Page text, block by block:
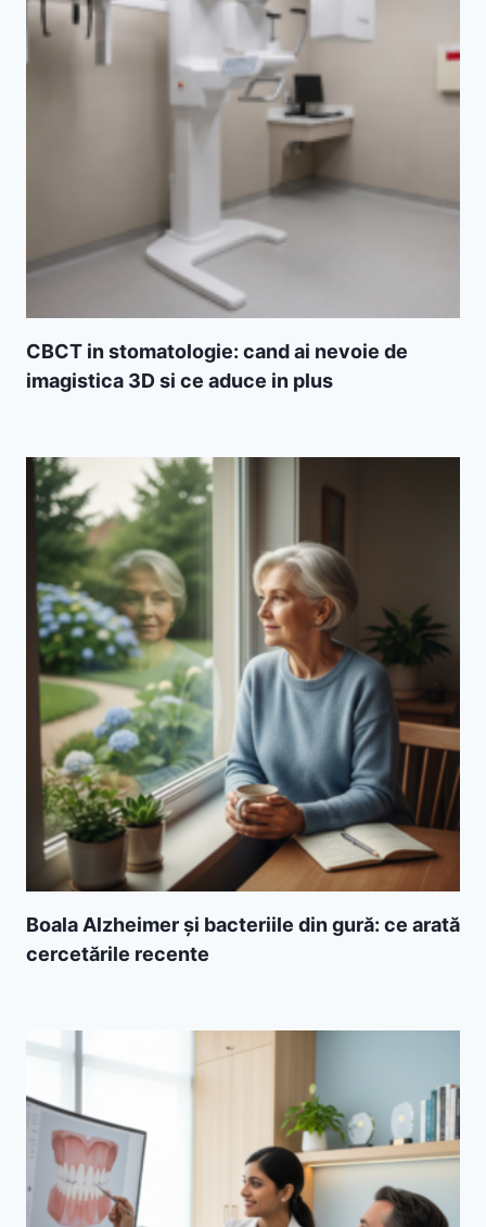
CBCT in stomatologie: cand ai nevoie de
imagistica 3D si ce aduce in plus
Boala Alzheimer și bacteriile din gură: ce arată
cercetările recente